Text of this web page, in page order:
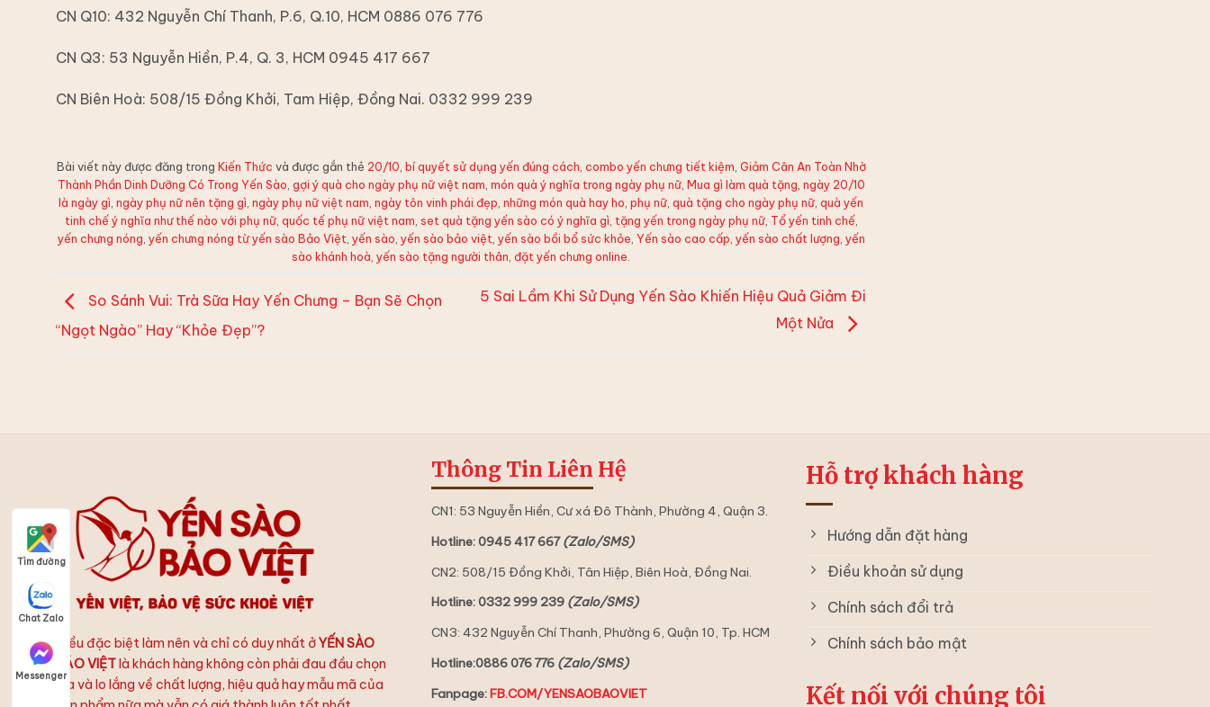
CN Q10: 432 Nguyễn Chí Thanh, P.6, Q.10, HCM 0886 076 776
CN Q3: 53 Nguyễn Hiền, P.4, Q. 3, HCM 0945 417 667
CN Biên Hoà: 508/15 Đồng Khởi, Tam Hiệp, Đồng Nai. 0332 999 239
Bài viết này được đăng trong Kiến Thức và được gắn thẻ 20/10 bí quyết sử dụng yến đúng cách combo yến chưng tiết kiệm Giảm Cân An Toàn Nhờ
Thành Phần Dinh Dưỡng Có Trong Yến Sào gợi ý quà cho ngày phụ nữ việt nam món quà ý nghĩa trong ngày phụ nữ, Mua gì làm quà tặng ngày 20/10
là ngày gì ngày phụ nữ nên tặng gì ngày phụ nữ việt nam ngày tôn vinh phái đẹp những món quà hay ho phụ nữ quà tặng cho ngày phụ nữ quà yến
tinh chế ý nghĩa như thế nào với phụ nữ, quốc tế phụ nữ việt nam set quà tặng yến sào có ý nghĩa gì tặng yến trong ngày phụ nữ, Tổ yến tinh chế,
yến chưng nóng yến chưng nóng từ yến sào Bảo Việt yến sào yến sào bảo việt yến sào bồi bổ sức khỏe Yến sào cao cấp yến sào chất lượng yến
sào khánh hoà yến sào tặng người thân đặt yến chưng online
So Sánh Vui: Trà Sữa Hay Yến Chưng – Bạn Sẽ Chọn
“Ngọt Ngào” Hay “Khỏe Đẹp”?
5 Sai Lầm Khi Sử Dụng Yến Sào Khiến Hiệu Quả Giảm Đi
Một Nửa
Điều đặc biệt làm nên và chỉ có duy nhất ởYẾN SÀO
BẢO VIỆTlà khách hàng không còn phải đau đầu chọn
lựa và lo lắng về chất lượng, hiệu quả hay mẫu mã của
Thông Tin Liên Hệ
CN1: 53 Nguyễn Hiền, Cư xá Đô Thành, Phường 4, Quận 3.
Hotline: 0945 417 667(Zalo/SMS)
CN2: 508/15 Đồng Khởi, Tân Hiệp, Biên Hoà, Đồng Nai.
Hotline: 0332 999 239 (Zalo/SMS)
CN3: 432 Nguyễn Chí Thanh, Phường 6, Quận 10, Tp. HCM
Hotline:0886 076 776 (Zalo/SMS)
Fanpage:FB.COM/YENSAOBAOVIET
Hỗ trợ khách hàng
Hướng dẫn đặt hàng
Điều khoản sử dụng
Chính sách đổi trả
Chính sách bảo mật
Kết nối với chúng tôi
Tìm đường
Chat Zalo
Messenger